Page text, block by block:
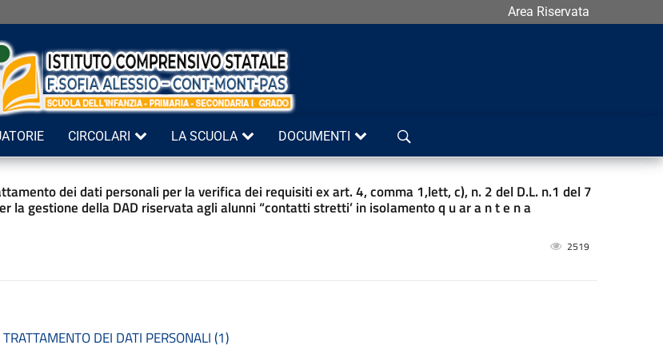
Area Riservata
Cerca
CIRCOLARI LA SCUOLA DOCUMENTI
dei dati personali per la verifica dei requisiti ex art. 4, comma 1,lett, c), n. 2 del D.L. n.1 del 7
la gestione della DAD riservata agli alunni “contatti stretti’ in isoIamento q u ar a n t e n a
2519
DEI DATI PERSONALI (1)